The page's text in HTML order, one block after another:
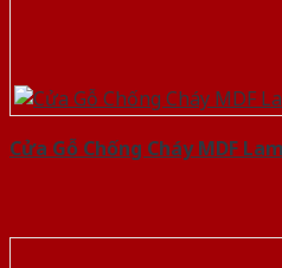
Cửa Gỗ Chống Cháy MDF